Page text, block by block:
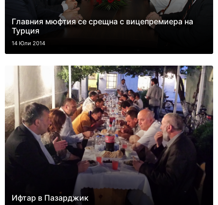
Главния мюфтия се срещна с вицепремиера на
Турция
14 Юли 2014
Ифтар в Пазарджик